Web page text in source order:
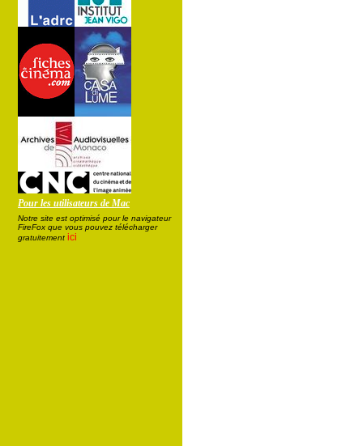
Pour les utilisateurs de Mac
Notre site est optimisé pour le navigateur
FireFox que vous pouvez télécharger
gratuitement ici